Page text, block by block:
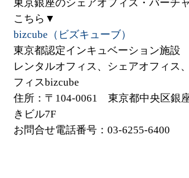
東京銀座のシェアオフィス・バーチ
こちら▼
bizcube（ビズキューブ）
東京都認定インキュベーション施設
レンタルオフィス、シェアオフィス
フィスbizcube
住所：〒104-0061 東京都中央区銀
きビル7F
お問合せ電話番号：03-6255-6400